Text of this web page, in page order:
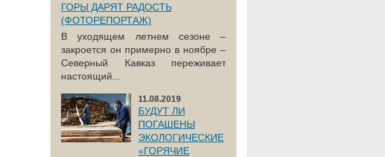
ГОРЫ ДАРЯТ РАДОСТЬ
(ФОТОРЕПОРТАЖ)
В уходящем летнем сезоне –
закроется он примерно в ноябре –
Северный Кавказ переживает
настоящий...
11.08.2019
БУДУТ ЛИ
ПОГАШЕНЫ
ЭКОЛОГИЧЕСКИЕ
«ГОРЯЧИЕ